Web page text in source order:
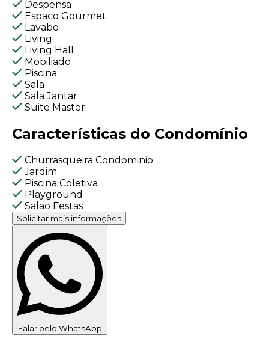
Despensa
Espaco Gourmet
Lavabo
Living
Living Hall
Mobiliado
Piscina
Sala
Sala Jantar
Suite Master
Características do Condomínio
Churrasqueira Condominio
Jardim
Piscina Coletiva
Playground
Salao Festas
Solicitar mais informações
Falar pelo WhatsApp